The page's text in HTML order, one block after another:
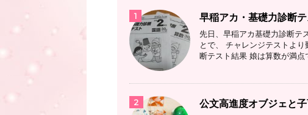
1 早稲アカ・基礎力診断
先日、早稲アカ基礎力診断テ
とで、 チャレンジテストよ
断テスト結果 娘は算数が満
2 公文高進度オブジェと